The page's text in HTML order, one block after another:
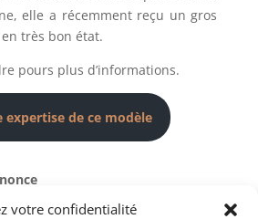
votre confidentialité
elle a récemment reçu un gros
très bon état.
pours plus d’informations.
expertise de ce modèle